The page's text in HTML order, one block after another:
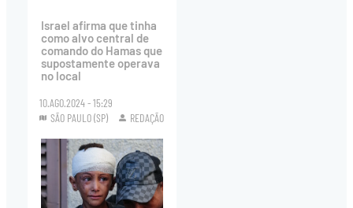
Israel afirma que tinha
como alvo central de
comando do Hamas que
supostamente operava
no local
10.AGO.2024 - 15:29
SÃO PAULO (SP)
REDAÇÃO